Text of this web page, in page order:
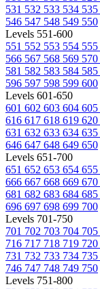
531 532 533 534 535
546 547 548 549 550
Levels 551-600
551 552 553 554 555
566 567 568 569 570
581 582 583 584 585
596 597 598 599 600
Levels 601-650
601 602 603 604 605
616 617 618 619 620
631 632 633 634 635
646 647 648 649 650
Levels 651-700
651 652 653 654 655
666 667 668 669 670
681 682 683 684 685
696 697 698 699 700
Levels 701-750
701 702 703 704 705
716 717 718 719 720
731 732 733 734 735
746 747 748 749 750
Levels 751-800